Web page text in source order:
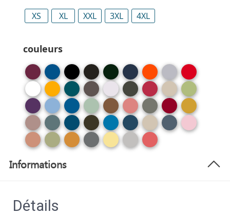
XS XL XXL 3XL 4XL
couleurs
Informations
Détails